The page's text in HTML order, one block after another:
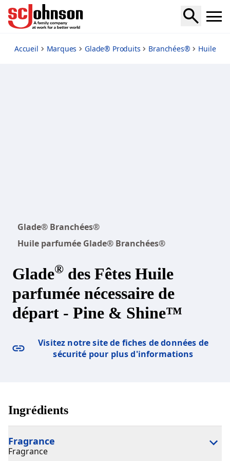
pine-and-shine-starter
Accueil Marques Glade® Produits Branchées® Huile
Glade® Branchées®
Huile parfumée Glade® Branchées®
Glade® des Fêtes Huile
parfumée nécessaire de
départ - Pine & Shine™
Visitez notre site de fiches de données de
sécurité pour plus d'informations
Ingrédients
Fragrance
Fragrance